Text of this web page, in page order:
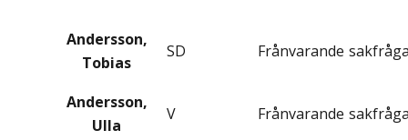
Andersson,
Tobias
SD Frånvarande
Andersson,
Ulla
V Frånvarande